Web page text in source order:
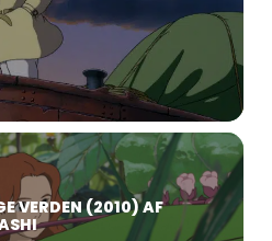
VERDEN (2010) AF